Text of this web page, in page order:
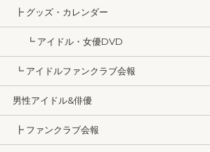
┣ グッズ・カレンダー
┗ アイドル・女優DVD
┗ アイドルファンクラブ会報
男性アイドル&俳優
┣ ファンクラブ会報